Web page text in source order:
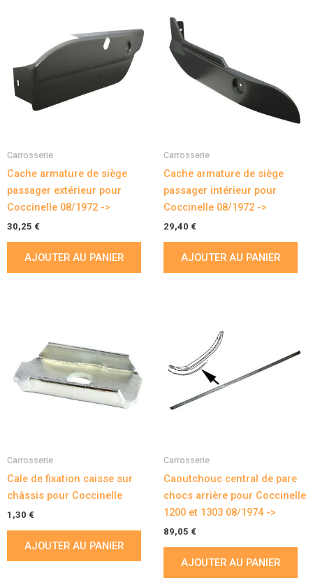
Carrosserie
Cache armature de siège
passager extérieur pour
Coccinelle 08/1972 ->
30,25 €
AJOUTER AU PANIER
Carrosserie
Cache armature de siège
passager intérieur pour
Coccinelle 08/1972 ->
29,40 €
AJOUTER AU PANIER
Carrosserie
Cale de fixation caisse sur
châssis pour Coccinelle
1,30 €
AJOUTER AU PANIER
Carrosserie
Caoutchouc central de pare
chocs arrière pour Coccinelle
1200 et 1303 08/1974 ->
89,05 €
AJOUTER AU PANIER